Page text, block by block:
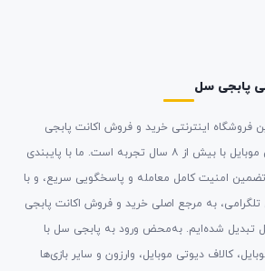
پابجی سل
فروشگاه اینترنتی خرید و فروش اکانت پابجی
موبایل و اکانت کالاف دیوتی موبایل با بیش از ۸ سال تجربه است. ما با پایبندی
امنیت کامل معامله و پاسخگویی سریع، و با
به مرجع اصلی خرید و فروش اکانت پابجی
تبدیل شده‌ایم. به‌محض ورود به پابجی سل با
کالاف دیوتی موبایل، وارزون و سایر بازی‌ها